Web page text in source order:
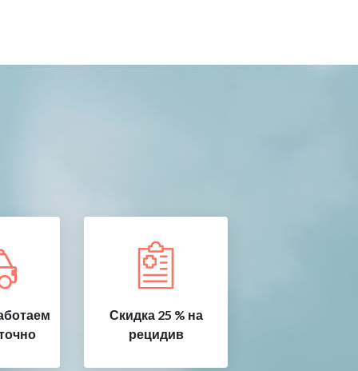
Скидка 25 % на
рецидив